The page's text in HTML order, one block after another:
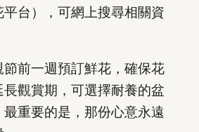
平台），可網上搜尋相關資
節前一週預訂鮮花，確保花
觀賞期，可選擇耐養的盆
重要的是，那份心意永遠